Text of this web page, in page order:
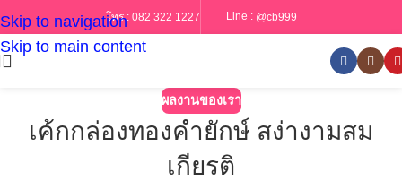
Skip to navigation
Skip to main content
โทร : 082 322 1227 Line : @cb999
ผลงานของเรา
เค้กกล่องทองคำยักษ์ สง่างามสม
เกียรติ